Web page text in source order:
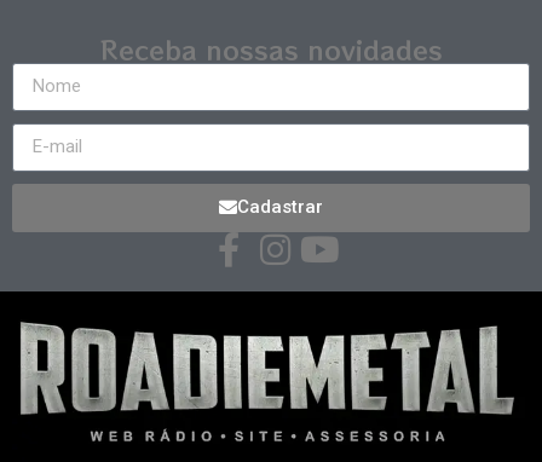
Receba nossas novidades
Cadastrar